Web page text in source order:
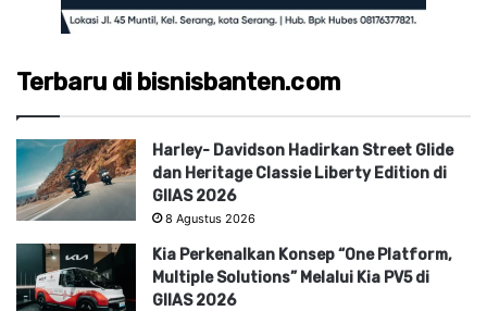
Terbaru di bisnisbanten.com
Harley- Davidson Hadirkan Street Glide
dan Heritage Classie Liberty Edition di
GIIAS 2026
8 Agustus 2026
Kia Perkenalkan Konsep “One Platform,
Multiple Solutions” Melalui Kia PV5 di
GIIAS 2026